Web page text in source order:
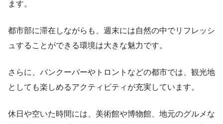
ます。
都市部に滞在しながらも、週末には自然の中でリフレッシ
ュすることができる環境は大きな魅力です。
さらに、バンクーバーやトロントなどの都市では、観光地
としても楽しめるアクティビティが充実しています。
休日や空いた時間には、美術館や博物館、地元のグルメな